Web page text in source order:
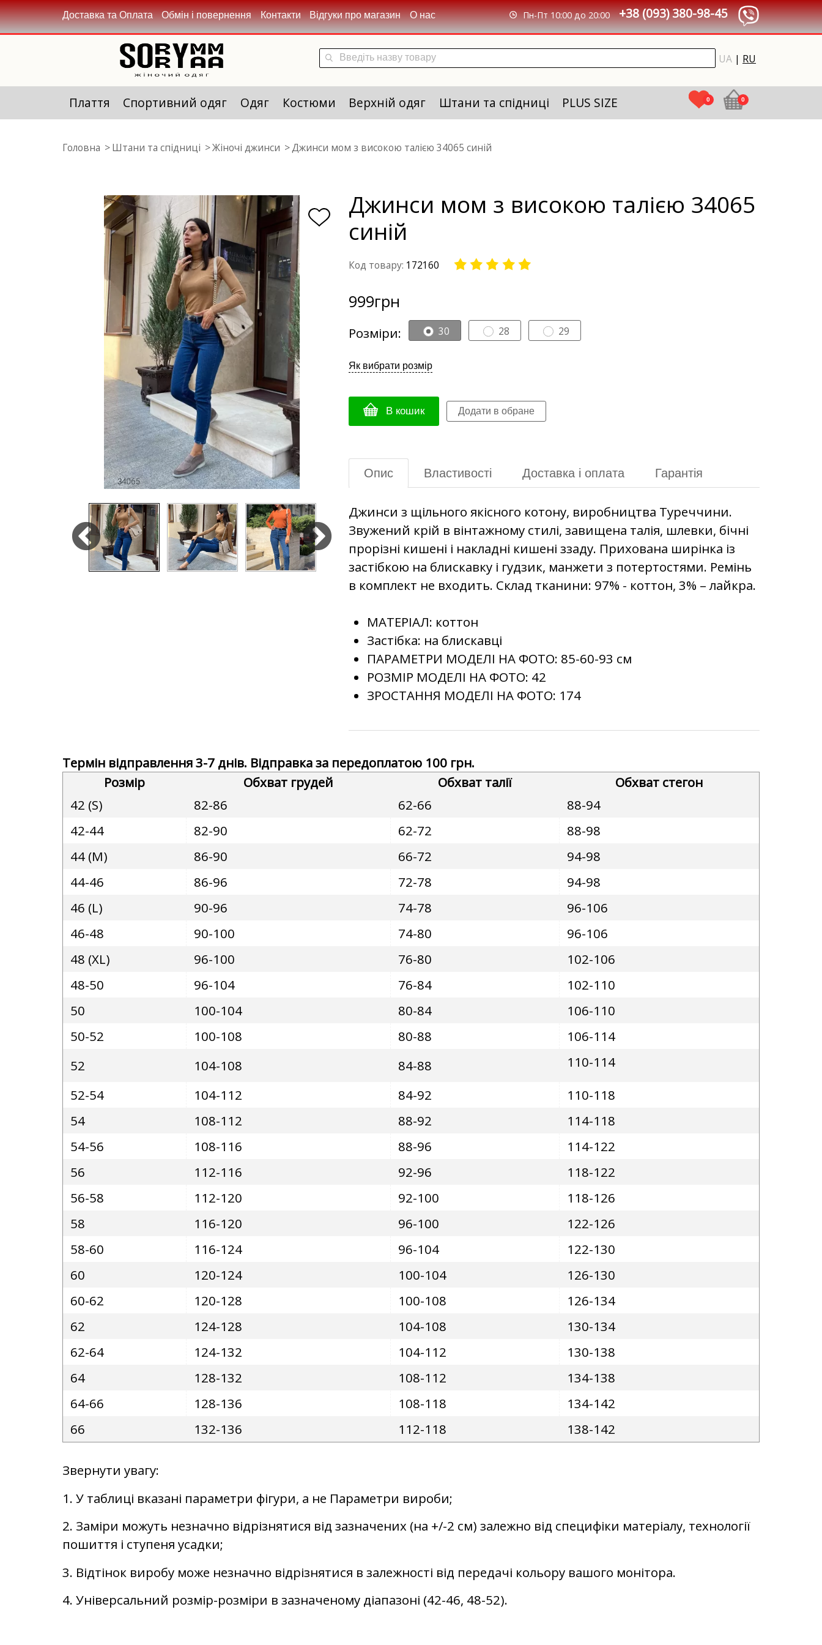
Доставка та Оплата Обмін і повернення Контакти Відгуки про магазин О нас +38 (093) 380-98-45
Пн-Пт 10:00 до 20:00
UA | RU
Плаття Спортивний одяг Одяг Костюми Верхній одяг Штани та спідниці PLUS SIZE 0 0
Головна Штани та спідниці Жіночі джинси Джинси мом з високою талією 34065 синій
Джинси мом з високою талією 34065
синій
Код товару: 172160
999грн
Розміри: 30 28 29
Як вибрати розмір
В кошик
Опис Властивості Доставка і оплата Гарантія
Джинси з щільного якісного котону, виробництва Туреччини.
Звужений крій в вінтажному стилі, завищена талія, шлевки, бічні
прорізні кишені і накладні кишені ззаду. Прихована ширінка із
застібкою на блискавку і гудзик, манжети з потертостями. Ремінь
в комплект не входить. Склад тканини: 97% - коттон, 3% – лайкра.
МАТЕРІАЛ: коттон
Застібка: на блискавці
ПАРАМЕТРИ МОДЕЛІ НА ФОТО: 85-60-93 см
РОЗМІР МОДЕЛІ НА ФОТО: 42
ЗРОСТАННЯ МОДЕЛІ НА ФОТО: 174
Термін відправлення 3-7 днів. Відправка за передоплатою 100 грн.
Розмір
Обхват грудей Обхват талії
Обхват стегон
42 (S)
82-86 62-66
88-94
42-44
82-90 62-72
88-98
44 (M)
86-90 66-72
94-98
44-46
86-96 72-78
94-98
46 (L)
90-96 74-78
96-106
46-48
90-100 74-80
96-106
48 (XL)
96-100 76-80
102-106
48-50
96-104 76-84
102-110
50
100-104 80-84
106-110
50-52
100-108 80-88
106-114
52
104-108 84-88
110-114
52-54
104-112 84-92
110-118
54
108-112 88-92
114-118
54-56
108-116 88-96
114-122
56
112-116 92-96
118-122
56-58
112-120 92-100
118-126
58
116-120 96-100
122-126
58-60
116-124 96-104
122-130
60
120-124 100-104
126-130
60-62
120-128 100-108
126-134
62
124-128 104-108
130-134
62-64
124-132 104-112
130-138
64
128-132 108-112
134-138
64-66
128-136 108-118
134-142
66
132-136 112-118 138-142
Звернути увагу:
1. У таблиці вказані параметри фігури, а не Параметри вироби;
2. Заміри можуть незначно відрізнятися від зазначених (на +/-2 см) залежно від специфіки матеріалу, технології
пошиття і ступеня усадки;
3. Відтінок виробу може незначно відрізнятися в залежності від передачі кольору вашого монітора.
4. Універсальний розмір-розміри в зазначеному діапазоні (42-46, 48-52).